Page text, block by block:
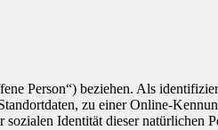
Person“) beziehen. Als
zu einer Online-
Identität dieser natürlichen